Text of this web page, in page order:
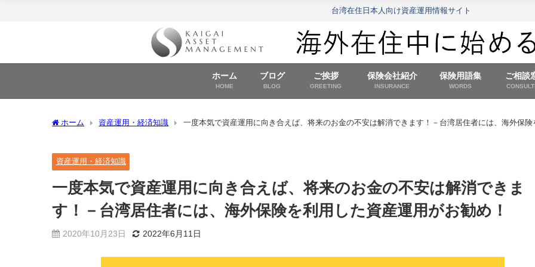
台湾在住日本人向け資産運用情報サイト
ホーム
HOME
ブログ
BLOG
ご挨拶
GREETING
保険会社紹介
INSURANCE
保険用語集
WORDS
ご相談
ホーム 資産運用・経済知識
一度本気で資産運用に向き合えば、将来のお金の不安は解消できます！－台湾居住者には、海外保険
資産運用・経済知識
一度本気で資産運用に向き合えば、将来のお金の不安は解消できま
す！－台湾居住者には、海外保険を利用した資産運用がお勧め！
2020年10月23日 2022年6月11日